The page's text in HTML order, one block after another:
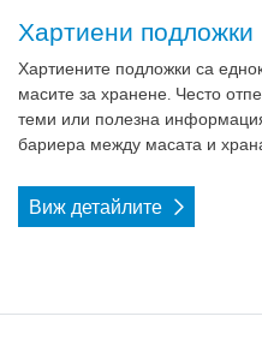
Хартиени подложки
Хартиените подложки са
масите за хранене. Често
теми или полезна
бариера между масата и
Виж детайлите